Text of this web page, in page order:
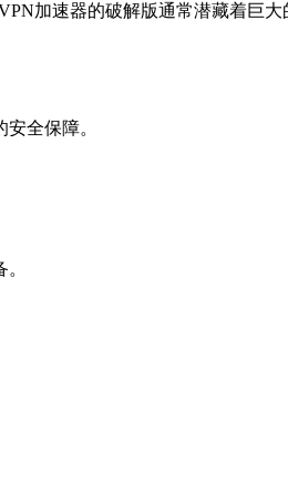
加速器的破解版通常潜藏着巨
全保障。